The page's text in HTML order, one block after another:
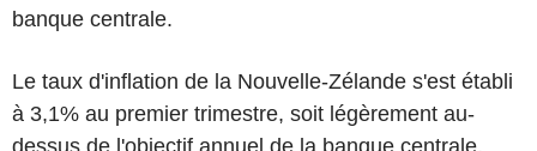
banque centrale.
Le taux d'inflation de la Nouvelle-Zélande s'est établi
à 3,1% au premier trimestre, soit légèrement au-
dessus de l'objectif annuel de la banque centrale,